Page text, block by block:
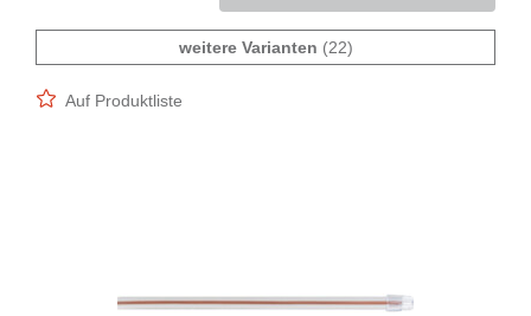
weitere Varianten (22)
Auf Produktliste